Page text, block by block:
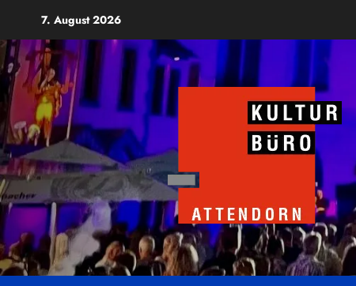
springen
7. August 2026